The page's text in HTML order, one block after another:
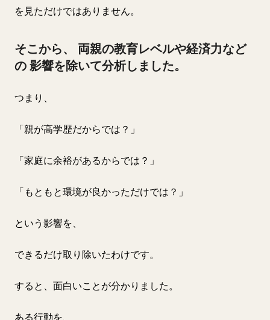
を見ただけではありません。
そこから、 両親の教育レベルや経済力など
の 影響を除いて分析しました。
つまり、
「親が高学歴だからでは？」
「家庭に余裕があるからでは？」
「もともと環境が良かっただけでは？」
という影響を、
できるだけ取り除いたわけです。
すると、面白いことが分かりました。
ある行動を、